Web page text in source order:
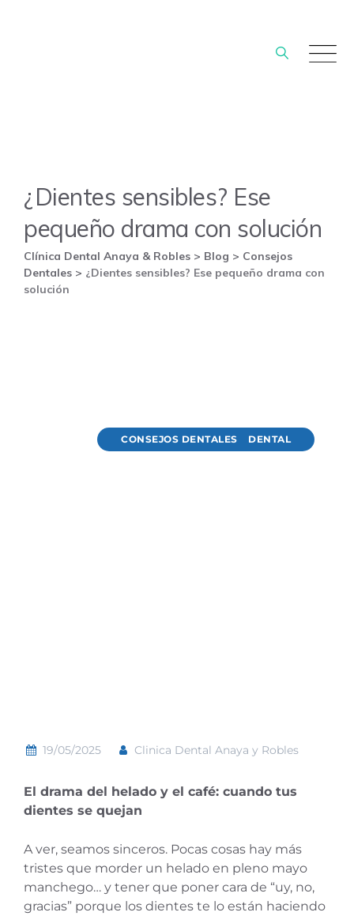
¿Dientes sensibles? Ese
pequeño drama con solución
Clínica Dental Anaya & Robles > Blog > Consejos
Dentales > ¿Dientes sensibles? Ese pequeño drama con
solución
CONSEJOS DENTALES DENTAL
19/05/2025 Clinica Dental Anaya y Robles
El drama del helado y el café: cuando tus
dientes se quejan
A ver, seamos sinceros. Pocas cosas hay más
tristes que morder un helado en pleno mayo
manchego… y tener que poner cara de “uy, no,
gracias” porque los dientes te lo están haciendo